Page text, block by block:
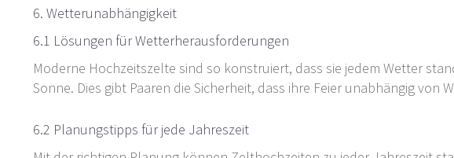
6. Wetterunabhängigkeit
6.1 Lösungen für Wetterherausforderungen
Moderne Hochzeitszelte sind so konstruiert, dass sie jedem Wetter
Sonne. Dies gibt Paaren die Sicherheit, dass ihre Feier unabhängig von
6.2 Planungstipps für jede Jahreszeit